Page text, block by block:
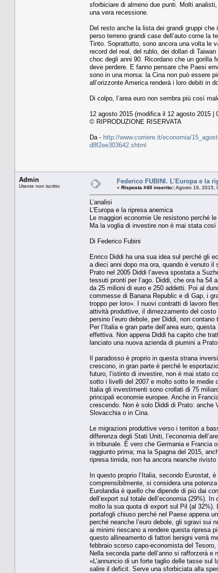
sforbiciare di almeno due punti. Molti
una vera recessione.
Del resto anche la lista dei grandi gruppi
perso terreno grandi case dell’auto come la
Tinto. Soprattutto, sono ancora una volta le
record del real, del rublo, dei dollari di
choc degli anni 90. Ricordano che un gorilla
deve perdere. E fanno pensare che Paesi
sono in una morsa: la Cina non può essere
all’orizzonte America renderà i loro debiti in
Di colpo, l’area euro non sembra più così
12 agosto 2015 (modifica il 12 agosto 2015 |
© RIPRODUZIONE RISERVATA
Da - http://www.corriere.it/economia/
d8f2ee303642.shtml
Admin
Utente non iscritto
Federico FUBINI. L’Europa e la
« Risposta #40 inserito::Agosto 16, 2015,
L’analisi
L’Europa e la ripresa anemica
Le maggiori economie Ue resistono perché
Ma la voglia di investire non è mai stata così
Di Federico Fubini
Enrico Diddi ha una sua idea sul perché gli
a dieci anni dopo ma ora, quando è venuto il
Prato nel 2005 Diddi l’aveva spostata a
tessuti pronti per l’ago. Diddi, che ora ha 54
da 25 milioni di euro e 250 addetti. Poi al
commesse di Banana Republic e di Gap, i
troppo per loro». I nuovi contratti di lavoro
attività produttive, il dimezzamento del
persino l’euro debole, per Diddi, non
Per l’Italia e gran parte dell’area euro,
effettiva. Non appena Diddi ha capito che
lanciato una nuova azienda di piumini a
Il paradosso è proprio in questa strana
crescono, in gran parte è perché le
futuro, l’istinto di investire, non è mai stato
sotto i livelli del 2007 e molto sotto le medie
Italia gli investimenti sono crollati di 75
principali economie europee. Anche in
crescendo. Non è solo Diddi di Prato: anche
Slovacchia o in Cina.
Le migrazioni produttive verso i territori a
differenza degli Stati Uniti, l’economia
in tribunale. È vero che Germania e Francia
raggiunto prima; ma la Spagna del 2015,
ripresa timida, non ha ancora neanche
In questo proprio l’Italia, secondo Eurostat,
comprensibilmente, si considera una
Eurolandia è quello che dipende di più dai
dell’export sul totale dell’economia (29%).
molto la sua quota di export sul Pil (al 32%).
portafogli chiuso perché nel Paese appena
perché neanche l’euro debole, gli sgravi sui
ai minimi riescano a rendere questa ripresa
questo allineamento di fattori benigni verrà
febbraio scorso capo-economista del
Nella seconda parte dell’anno si rafforzerà
«L’annuncio di un forte taglio delle tasse
salire il deficit. Serve una sforbiciata alla